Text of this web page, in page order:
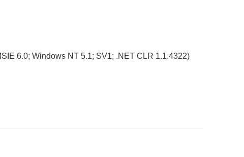
6.0; Windows NT 5.1; SV1; .NET CLR 1.1.4322)